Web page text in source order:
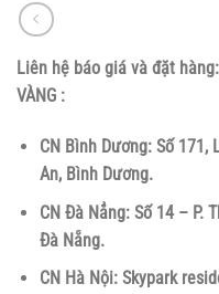
Liên hệ báo giá và đặt hàng:
VÀNG :
CN Bình Dương: Số 171,
An, Bình Dương.
CN Đà Nẳng: Số 14 – P.
Đà Nẵng.
CN Hà Nội: Skypark